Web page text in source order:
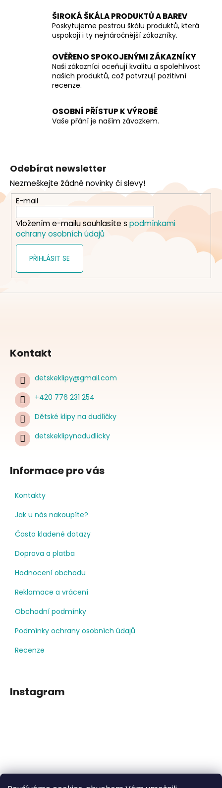
r
v
k
v
ý
p
u
ŠIROKÁ ŠKÁLA PRODUKTŮ A BAREV
Poskytujeme pestrou škálu produktů, která
uspokojí i ty nejnáročnější zákazníky.
OVĚŘENO SPOKOJENÝMI ZÁKAZNÍKY
Naši zákazníci oceňují kvalitu a spolehlivost
našich produktů, což potvrzují pozitivní
recenze.
OSOBNÍ PŘÍSTUP K VÝROBĚ
Vaše přání je naším závazkem.
a
t
Odebírat newsletter
Nezmeškejte žádné novinky či slevy!
E-mail
Vložením e-mailu souhlasíte s podmínkami
ochrany osobních údajů
PŘIHLÁSIT SE
Kontakt
detskeklipy@gmail.com
+420 776 231 254
Dětské klipy na dudlíčky
detskeklipynadudlicky
Informace pro vás
Kontakty
Jak u nás nakoupíte?
Často kladené dotazy
Doprava a platba
Hodnocení obchodu
Reklamace a vrácení
Obchodní podmínky
Podmínky ochrany osobních údajů
Recenze
Instagram